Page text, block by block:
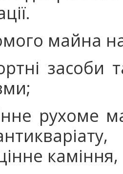
майна
засоби
рухоме